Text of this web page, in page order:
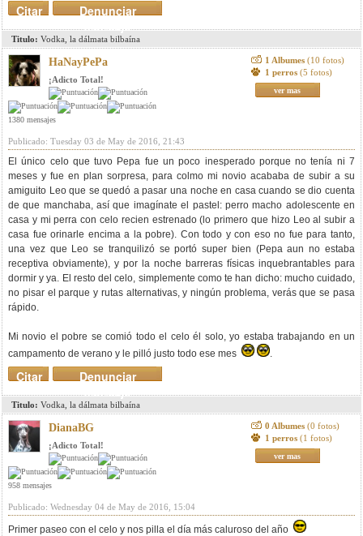
Denunciar
mensaje
Citar
Titulo: Vodka, la dálmata bilbaína
HaNayPePa
¡Adicto Total!
1380 mensajes
1 Albumes (10 fotos)
1 perros (5 fotos)
ver mas
Publicado: Tuesday 03 de May de 2016, 21:43
El único celo que tuvo Pepa fue un poco inesperado porque no tenía ni 7
meses y fue en plan sorpresa, para colmo mi novio acababa de subir a su
amiguito Leo que se quedó a pasar una noche en casa cuando se dio cuenta
de que manchaba, así que imagínate el pastel: perro macho adolescente en
casa y mi perra con celo recien estrenado (lo primero que hizo Leo al subir a
casa fue orinarle encima a la pobre). Con todo y con eso no fue para tanto,
una vez que Leo se tranquilizó se portó super bien (Pepa aun no estaba
receptiva obviamente), y por la noche barreras físicas inquebrantables para
dormir y ya. El resto del celo, simplemente como te han dicho: mucho cuidado,
no pisar el parque y rutas alternativas, y ningún problema, verás que se pasa
rápido.
Mi novio el pobre se comió todo el celo él solo, yo estaba trabajando en un
campamento de verano y le pilló justo todo ese mes
.
Denunciar
mensaje
Citar
Titulo: Vodka, la dálmata bilbaína
DianaBG
¡Adicto Total!
958 mensajes
0 Albumes (0 fotos)
1 perros (1 fotos)
ver mas
Publicado: Wednesday 04 de May de 2016, 15:04
Primer paseo con el celo y nos pilla el día más caluroso del año